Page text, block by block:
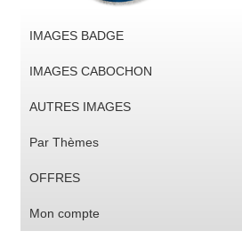
IMAGES BADGE
IMAGES CABOCHON
AUTRES IMAGES
Par Thèmes
OFFRES
Mon compte